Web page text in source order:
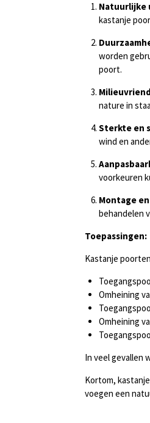
Natuurlijke
kastanje
worden
poort.
nature in
Sterkte en
wind en
voorkeuren
Montage
behandelen
Toepassingen:
Kastanje
Omheining
Omheining
In veel gevallen
Kortom,
voegen een